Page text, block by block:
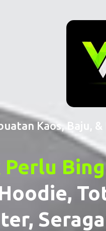
Kaos, Baju,
Perlu